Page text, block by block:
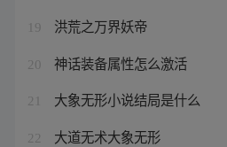
19 洪荒之万界妖帝
20 神话装备属性怎么激活
21 大象无形小说结局是什么
22 大道无术大象无形